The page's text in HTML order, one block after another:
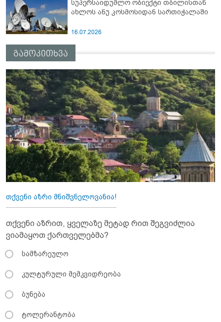
სუპერსაიდუმლო ობიექტი თბილისთან
ახლოს ანუ კოსმოსიდან სართიჭალაში
16.07.2026
გამოკითხვა
თქვენი აზრი მნიშვნელოვანია!
თქვენი აზრით, ყველაზე მეტად რით შეგვიძლია
ვიამაყოთ ქართველებმა?
სამზარეულო
კულტურული მემკვიდრეობა
ბუნება
ტოლერანტობა